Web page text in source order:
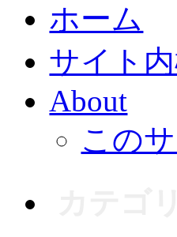
ホーム
サイト
About
この